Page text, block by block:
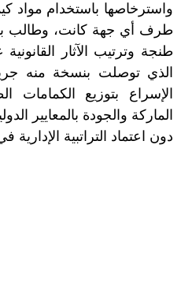
واسترخاصها باستخدام مواد
طرف أي جهة كانت، وطالب
طنجة وترتيب الآثار
الذي توصلت بنسخة منه
الإسراع بتوزيع الكمامات
الماركة والجودة بالمعايير
دون اعتماد التراتبية الإدارية